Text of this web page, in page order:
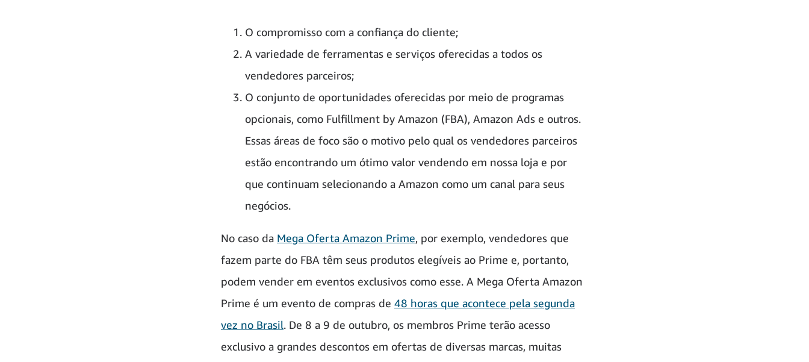
O compromisso com a confiança do cliente;
A variedade de ferramentas e serviços oferecidas a todos os
vendedores parceiros;
O conjunto de oportunidades oferecidas por meio de programas
opcionais, como Fulfillment by Amazon (FBA), Amazon Ads e outros.
Essas áreas de foco são o motivo pelo qual os vendedores parceiros
estão encontrando um ótimo valor vendendo em nossa loja e por
que continuam selecionando a Amazon como um canal para seus
negócios.
No caso da Mega Oferta Amazon Prime, por exemplo, vendedores que
fazem parte do FBA têm seus produtos elegíveis ao Prime e, portanto,
podem vender em eventos exclusivos como esse. A Mega Oferta Amazon
Prime é um evento de compras de 48 horas que acontece pela segunda
vez no Brasil. De 8 a 9 de outubro, os membros Prime terão acesso
exclusivo a grandes descontos em ofertas de diversas marcas, muitas